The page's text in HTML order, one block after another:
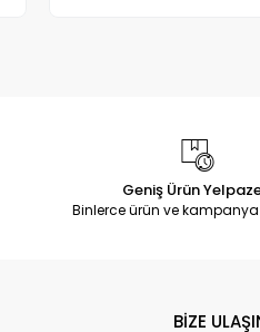
Geniş Ürün
Binlerce ürün ve
BİZE